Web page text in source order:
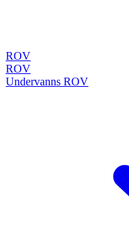
ROV
ROV
Undervanns ROV